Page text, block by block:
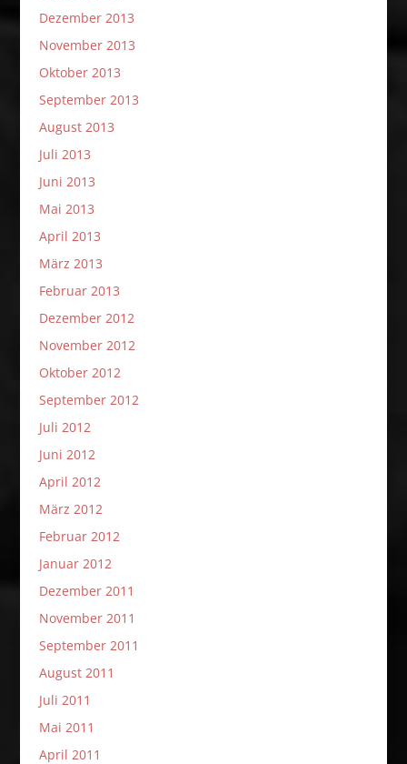
Dezember 2013
November 2013
Oktober 2013
September 2013
August 2013
Juli 2013
Juni 2013
Mai 2013
April 2013
März 2013
Februar 2013
Dezember 2012
November 2012
Oktober 2012
September 2012
Juli 2012
Juni 2012
April 2012
März 2012
Februar 2012
Januar 2012
Dezember 2011
November 2011
September 2011
August 2011
Juli 2011
Mai 2011
April 2011